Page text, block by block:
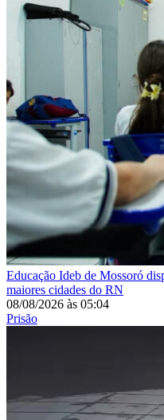
Educação Ideb de Mossoró
maiores cidades do RN
08/08/2026 às 05:04
Prisão